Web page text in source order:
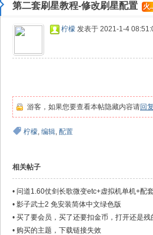
淘
第二套刷星教程-修改刷星配置 火
柠檬 发表于 2021-1-4
游客，如果您要查看本帖隐藏内容请回复
柠檬, 编辑, 配置
相关帖子
• 问道1.60仗剑长歌微变etc+虚拟机单机+配
• 影子武士2 免安装简体中文绿色版
• 买了要会员，买了还要扣金币，打开还是残
• 购买的主题，下载链接失效